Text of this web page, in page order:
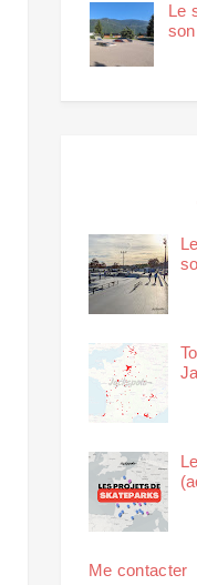
Le
Me contacter